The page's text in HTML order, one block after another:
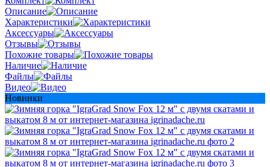
Описание
Характеристики
Аксессуары
Отзывы
Похожие товары
Наличие
Файлы
Видео
Новинки